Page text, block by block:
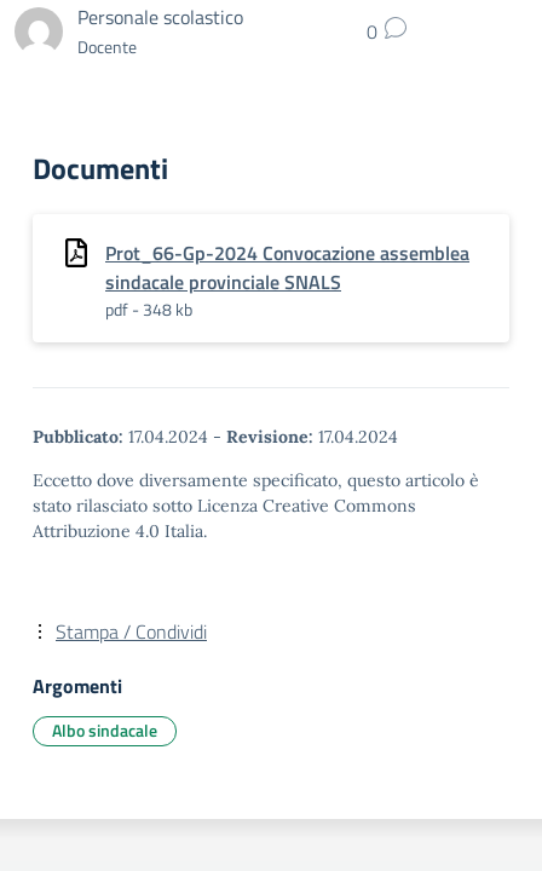
Personale scolastico
Docente 0
Documenti
Prot_66-Gp-2024 Convocazione assemblea
sindacale provinciale SNALS
pdf - 348 kb
Pubblicato: 17.04.2024 - Revisione: 17.04.2024
Eccetto dove diversamente specificato, questo articolo è
stato rilasciato sotto Licenza Creative Commons
Attribuzione 4.0 Italia.
Stampa / Condividi
Argomenti
Albo sindacale